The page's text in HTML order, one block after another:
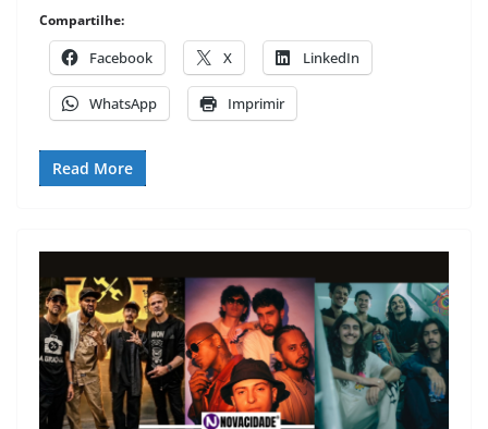
Compartilhe:
Facebook X LinkedIn
WhatsApp Imprimir
Read More